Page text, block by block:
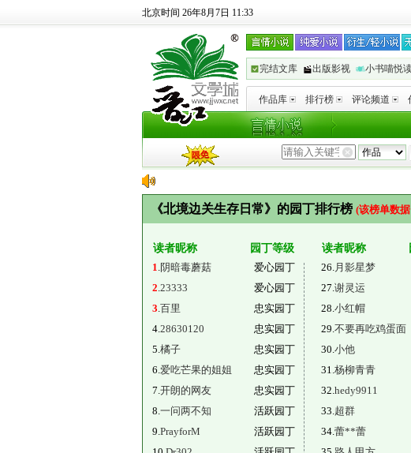
北京时间 26年8月7日 11:33
完结文库 出版影视 小书喵悦
作品库 排行榜 评论频道
《北境边关生存日常》的园丁排行榜 (该榜单数
读者昵称
园丁等级
1.阴暗毒蘑菇
爱心园丁
2.23333
爱心园丁
3.百里
忠实园丁
4.28630120
忠实园丁
5.橘子
忠实园丁
6.爱吃芒果的姐姐
忠实园丁
7.开朗的网友
忠实园丁
8.一问两不知
活跃园丁
9.PrayforM
活跃园丁
读者昵称
26.月影星梦
27.谢灵运
28.小红帽
29.不要再吃鸡蛋面
30.小他
31.杨柳青青
32.hedy9911
33.超群
34.蕾**蕾